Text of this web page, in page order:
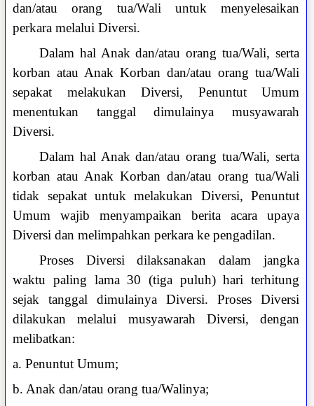
dan/atau orang tua/Wali untuk menyelesaikan
perkara melalui Diversi.
Dalam hal Anak dan/atau orang tua/Wali, serta
korban atau Anak Korban dan/atau orang tua/Wali
sepakat melakukan Diversi, Penuntut Umum
menentukan tanggal dimulainya musyawarah
Diversi.
Dalam hal Anak dan/atau orang tua/Wali, serta
korban atau Anak Korban dan/atau orang tua/Wali
tidak sepakat untuk melakukan Diversi, Penuntut
Umum wajib menyampaikan berita acara upaya
Diversi dan melimpahkan perkara ke pengadilan.
Proses Diversi dilaksanakan dalam jangka
waktu paling lama 30 (tiga puluh) hari terhitung
sejak tanggal dimulainya Diversi. Proses Diversi
dilakukan melalui musyawarah Diversi, dengan
melibatkan:
a. Penuntut Umum;
b. Anak dan/atau orang tua/Walinya;